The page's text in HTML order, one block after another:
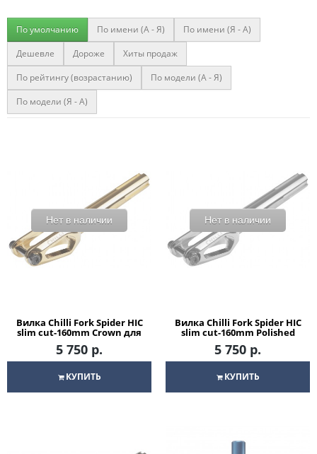
По умолчанию По имени (A - Я)
По имени (Я - A)
Дешевле
Дороже
Хиты продаж
По рейтингу (возрастанию)
По модели (A - Я)
По модели (Я - A)
Нет в наличии
Вилка Chilli Fork Spider HIC
slim cut-160mm Crown для
трюкового самоката
5 750 р.
КУПИТЬ
Нет в наличии
Вилка Chilli Fork Spider HIC
slim cut-160mm Polished
для трюкового самоката
5 750 р.
КУПИТЬ